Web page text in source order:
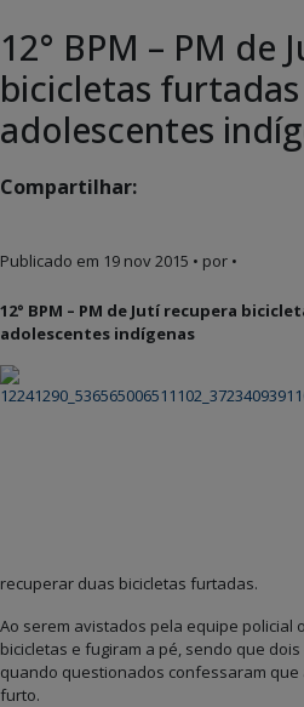
12° BPM – PM de
bicicletas
adolescentes
Compartilhar:
Publicado em 19 nov 2015 • por •
12° BPM – PM de Jutí recupera
adolescentes indígenas
recuperar duas bicicletas furtadas.
Ao serem avistados pela equipe policial
bicicletas e fugiram a pé, sendo que
quando questionados confessaram que
furto.